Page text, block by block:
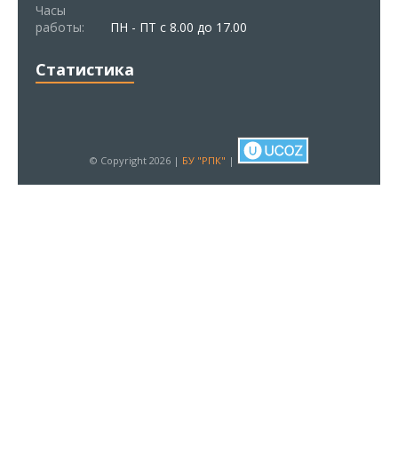
Часы
работы:
ПН - ПТ с 8.00 до 17.00
Статистика
© Copyright 2026 | БУ "РПК" |